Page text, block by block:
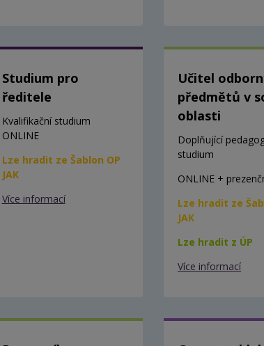
Studium pro
ředitele
Kvalifikační studium
ONLINE
Lze hradit ze Šablon OP
JAK
Více informací
Učitel
předmětů v
oblasti
Doplňující
studium
ONLINE +
Lze hradit ze
JAK
Lze hradit z ÚP
Více informací